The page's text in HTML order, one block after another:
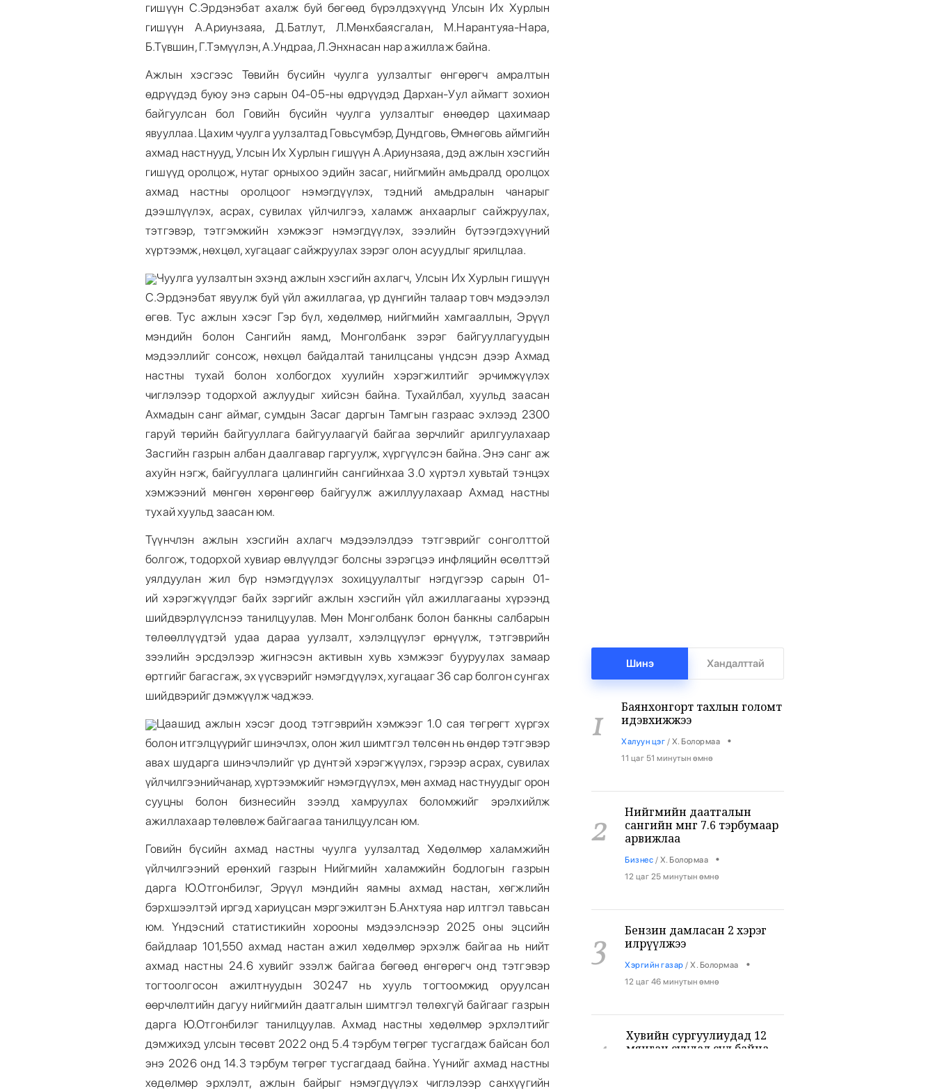
гишүүн С.Эрдэнэбат ахалж буй бөгөөд бүрэлдэхүүнд Улсын Их Хурлын
гишүүн А.Ариунзаяа, Д.Батлут, Л.Мөнхбаясгалан, М.Нарантуяа-Нара,
Б.Түвшин, Г.Тэмүүлэн, А.Ундраа, Л.Энхнасан нар ажиллаж байна.
Ажлын хэсгээс Төвийн бүсийн чуулга уулзалтыг өнгөрөгч амралтын
өдрүүдэд буюу энэ сарын 04-05-ны өдрүүдэд Дархан-Уул аймагт зохион
байгуулсан бол Говийн бүсийн чуулга уулзалтыг өнөөдөр цахимаар
явууллаа. Цахим чуулга уулзалтад Говьсүмбэр, Дундговь, Өмнөговь аймгийн
ахмад настнууд, Улсын Их Хурлын гишүүн А.Ариунзаяа, дэд ажлын хэсгийн
гишүүд оролцож, нутаг орныхоо эдийн засаг, нийгмийн амьдралд оролцох
ахмад настны оролцоог нэмэгдүүлэх, тэдний амьдралын чанарыг
дээшлүүлэх, асрах, сувилах үйлчилгээ, халамж анхаарлыг сайжруулах,
тэтгэвэр, тэтгэмжийн хэмжээг нэмэгдүүлэх, зээлийн бүтээгдэхүүний
хүртээмж, нөхцөл, хугацааг сайжруулах зэрэг олон асуудлыг ярилцлаа.
Чуулга уулзалтын эхэнд ажлын хэсгийн ахлагч, Улсын Их Хурлын гишүүн
С.Эрдэнэбат явуулж буй үйл ажиллагаа, үр дүнгийн талаар товч мэдээлэл
өгөв. Тус ажлын хэсэг Гэр бүл, хөдөлмөр, нийгмийн хамгааллын, Эрүүл
мэндийн болон Сангийн яамд, Монголбанк зэрэг байгууллагуудын
мэдээллийг сонсож, нөхцөл байдалтай танилцсаны үндсэн дээр Ахмад
настны тухай болон холбогдох хуулийн хэрэгжилтийг эрчимжүүлэх
чиглэлээр тодорхой ажлуудыг хийсэн байна. Тухайлбал, хуульд заасан
Ахмадын санг аймаг, сумдын Засаг даргын Тамгын газраас эхлээд 2300
гаруй төрийн байгууллага байгуулаагүй байгаа зөрчлийг арилгуулахаар
Засгийн газрын албан даалгавар гаргуулж, хүргүүлсэн байна. Энэ санг аж
ахуйн нэгж, байгууллага цалингийн сангийнхаа 3.0 хүртэл хувьтай тэнцэх
хэмжээний мөнгөн хөрөнгөөр байгуулж ажиллуулахаар Ахмад настны
тухай хуульд заасан юм.
Түүнчлэн ажлын хэсгийн ахлагч мэдээлэлдээ тэтгэврийг сонголттой
болгож, тодорхой хувиар өвлүүлдэг болсны зэрэгцээ инфляцийн өсөлттэй
уялдуулан жил бүр нэмэгдүүлэх зохицуулалтыг нэгдүгээр сарын 01-
ий хэрэгжүүлдэг байх зэргийг ажлын хэсгийн үйл ажиллагааны хүрээнд
шийдвэрлүүлснээ танилцуулав. Мөн Монголбанк болон банкны салбарын
төлөөллүүдтэй удаа дараа уулзалт, хэлэлцүүлэг өрнүүлж, тэтгэврийн
зээлийн эрсдэлээр жигнэсэн активын хувь хэмжээг бууруулах замаар
өртгийг багасгаж, эх үүсвэрийг нэмэгдүүлэх, хугацааг 36 сар болгон сунгах
шийдвэрийг дэмжүүлж чаджээ.
Цаашид ажлын хэсэг доод тэтгэврийн хэмжээг 1.0 сая төгрөгт хүргэх
болон итгэлцүүрийг шинэчлэх, олон жил шимтгэл төлсөн нь өндөр тэтгэвэр
авах шударга шинэчлэлийг үр дүнтэй хэрэгжүүлэх, гэрээр асрах, сувилах
үйлчилгээнийчанар, хүртээмжийг нэмэгдүүлэх, мөн ахмад настнуудыг орон
сууцны болон бизнесийн зээлд хамруулах боломжийг эрэлхийлж
ажиллахаар төлөвлөж байгаагаа танилцуулсан юм.
Говийн бүсийн ахмад настны чуулга уулзалтад Хөдөлмөр халамжийн
үйлчилгээний ерөнхий газрын Нийгмийн халамжийн бодлогын газрын
дарга Ю.Отгонбилэг, Эрүүл мэндийн яамны ахмад настан, хөгжлийн
бэрхшээлтэй иргэд хариуцсан мэргэжилтэн Б.Анхтуяа нар илтгэл тавьсан
юм. Үндэсний статистикийн хорооны мэдээлснээр 2025 оны эцсийн
байдлаар 101,550 ахмад настан ажил хөдөлмөр эрхэлж байгаа нь нийт
ахмад настны 24.6 хувийг эзэлж байгаа бөгөөд өнгөрөгч онд тэтгэвэр
тогтоолгосон ажилтнуудын 30247 нь хууль тогтоомжид оруулсан
өөрчлөлтийн дагуу нийгмийн даатгалын шимтгэл төлөхгүй байгааг газрын
дарга Ю.Отгонбилэг танилцуулав. Ахмад настны хөдөлмөр эрхлэлтийг
дэмжихэд улсын төсөвт 2022 онд 5.4 тэрбум төгрөг тусгагдаж байсан бол
энэ 2026 онд 14.3 тэрбум төгрөг тусгагдаад байна. Үүнийг ахмад настны
хөдөлмөр эрхлэлт, ажлын байрыг нэмэгдүүлэх чиглэлээр санхүүгийн
Шинэ Хандалттай
1
Баянхонгорт тахлын голомт
идэвхижжээ
Халуун цэг / Х. Болормаа •
11 цаг 51 минутын өмнө
2
Нийгмийн даатгалын
сангийн мөнгө 7.6 тэрбумаар
арвижлаа
Бизнес / Х. Болормаа •
12 цаг 25 минутын өмнө
3
Бензин дамласан 2 хэрэг
илрүүлжээ
Хэргийн газар / Х. Болормаа •
12 цаг 46 минутын өмнө
4
Хувийн сургуулиудад 12
мянган суудал сул байна